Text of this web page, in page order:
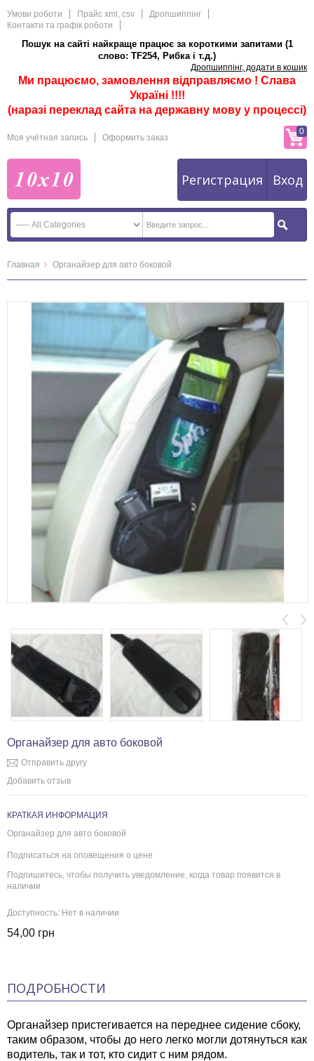
Умови роботи Прайс xml, csv
Дропшиппінг
Контакти та графік роботи
Пошук на сайті найкраще працює за короткими запитами (1
слово: TF254, Рибка і т.д.)
Дропшиппінг, додати в кошик
Ми працюємо, замовлення відправляємо ! Слава
Україні !!!!
(наразі переклад сайта на державну мову у процессі)
Моя учётная запись Оформить заказ
Регистрация Вход
0
Главная Органайзер для авто боковой
Органайзер для авто боковой
Отправить другу
Добавить отзыв
КРАТКАЯ ИНФОРМАЦИЯ
Органайзер для авто боковой
Подписаться на оповещения о цене
Подпишитесь, чтобы получить уведомление, когда товар появится в
наличии
Доступность: Нет в наличии
54,00 грн
ПОДРОБНОСТИ
Органайзер пристегивается на переднее сидение сбоку,
таким образом, чтобы до него легко могли дотянуться как
водитель, так и тот, кто сидит с ним рядом.